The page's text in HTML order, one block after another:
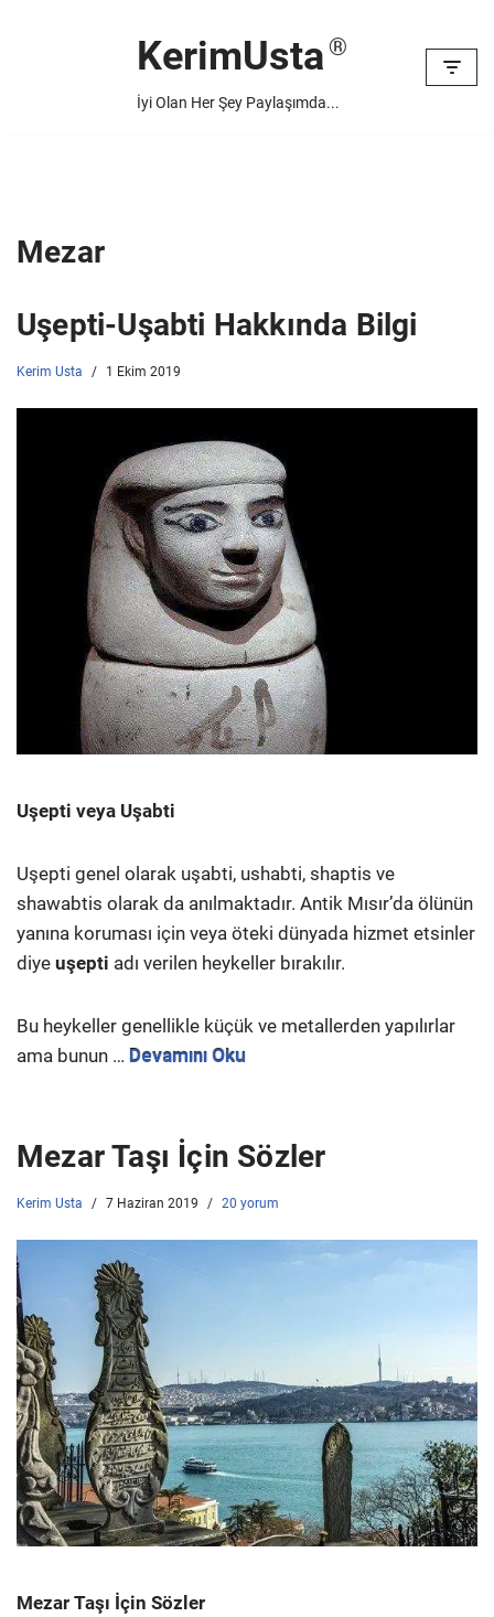
KerimUsta
İyi Olan Her Şey Paylaşımda...
Mezar
Uşepti-Uşabti Hakkında Bilgi
Kerim Usta 1 Ekim 2019
Uşepti veya Uşabti
Uşepti genel olarak uşabti, ushabti, shaptis ve
shawabtis olarak da anılmaktadır. Antik Mısır’da ölünün
yanına koruması için veya öteki dünyada hizmet etsinler
diye uşepti adı verilen heykeller bırakılır.
Bu heykeller genellikle küçük ve metallerden yapılırlar
ama bunun … Devamını Oku
Mezar Taşı İçin Sözler
Kerim Usta 7 Haziran 2019 20 yorum
Mezar Taşı İçin Sözler